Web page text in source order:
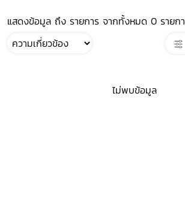
แสดงข้อมูล ถึง รายการ จากทั้งหมด 0 รายก
ไม่พบข้อมูล